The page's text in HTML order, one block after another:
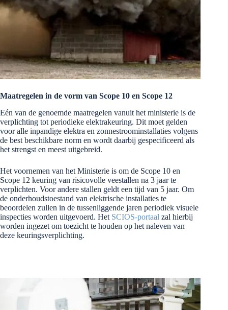
Maatregelen in de vorm van Scope 10 en Scope 12
Eén van de genoemde maatregelen vanuit het ministerie is de
verplichting tot periodieke elektrakeuring. Dit moet gelden
voor alle inpandige elektra en zonnestroominstallaties volgens
de best beschikbare norm en wordt daarbij gespecificeerd als
het strengst en meest uitgebreid.
Het voornemen van het Ministerie is om de Scope 10 en
Scope 12 keuring van risicovolle veestallen na 3 jaar te
verplichten. Voor andere stallen geldt een tijd van 5 jaar. Om
de onderhoudstoestand van elektrische installaties te
beoordelen zullen in de tussenliggende jaren periodiek visuele
inspecties worden uitgevoerd. Het SCIOS-portaal zal hierbij
worden ingezet om toezicht te houden op het naleven van
deze keuringsverplichting.